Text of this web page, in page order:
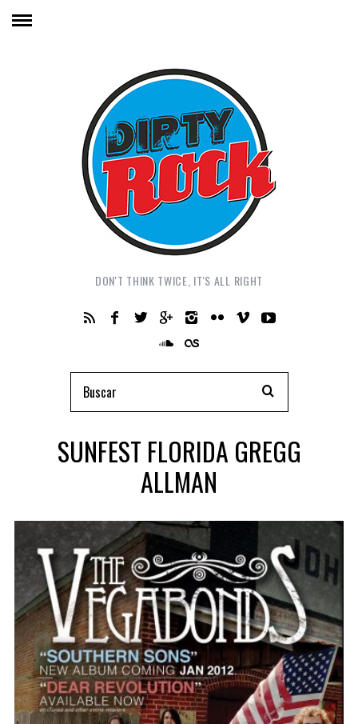
DON'T THINK TWICE, IT'S ALL RIGHT
SUNFEST FLORIDA GREGG
ALLMAN